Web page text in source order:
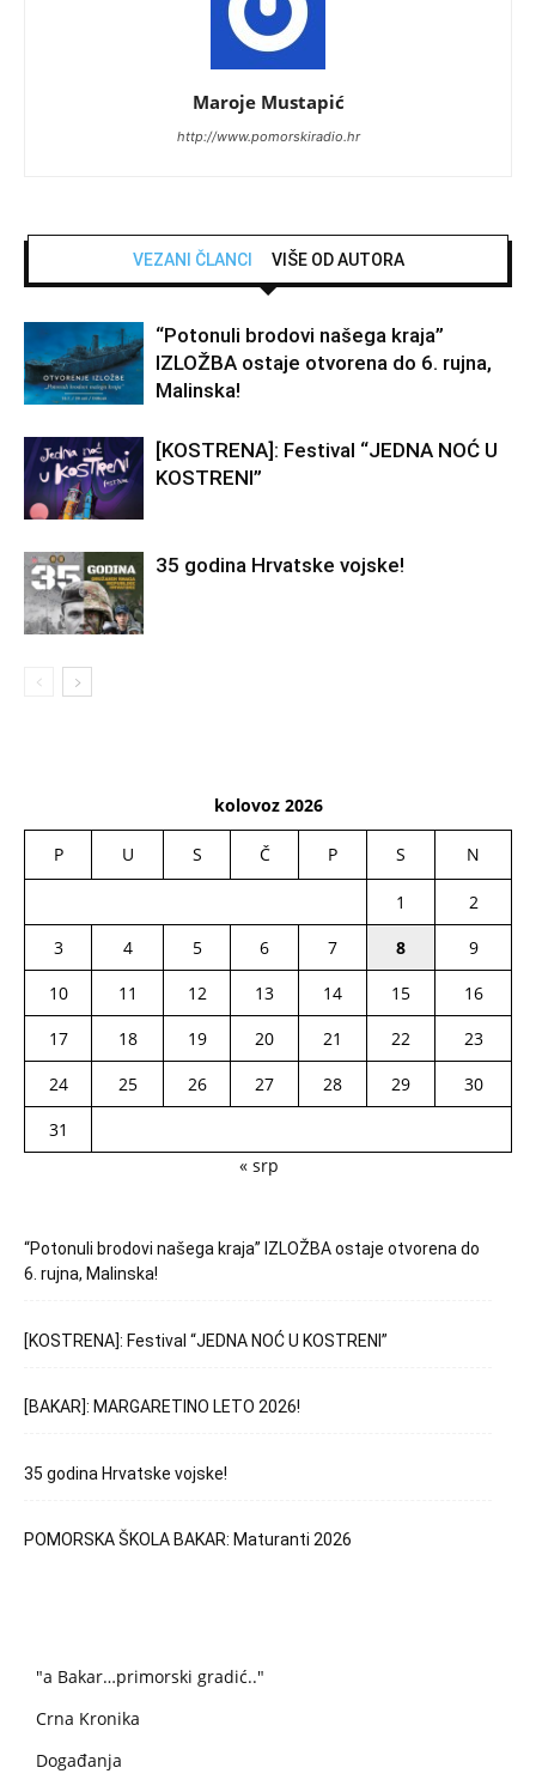
Maroje Mustapić
http://www.pomorskiradio.hr
VEZANI ČLANCI VIŠE OD AUTORA
“Potonuli brodovi našega kraja”
IZLOŽBA ostaje otvorena do 6. rujna,
Malinska!
[KOSTRENA]: Festival “JEDNA NOĆ U
KOSTRENI”
35 godina Hrvatske vojske!
kolovoz 2026
P U S Č P S N
1
2
3
4 5 6 7 8
9
10
11 12 13 14 15
16
17
18 19 20 21 22
23
24
25 26 27 28 29
30
31
« srp
“Potonuli brodovi našega kraja” IZLOŽBA ostaje otvorena do
6. rujna, Malinska!
[KOSTRENA]: Festival “JEDNA NOĆ U KOSTRENI”
[BAKAR]: MARGARETINO LETO 2026!
35 godina Hrvatske vojske!
POMORSKA ŠKOLA BAKAR: Maturanti 2026
"a Bakar…primorski gradić.."
Crna Kronika
Događanja